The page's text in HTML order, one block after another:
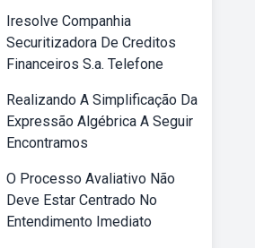
Iresolve Companhia
Securitizadora De Creditos
Financeiros S.a. Telefone
Realizando A Simplificação Da
Expressão Algébrica A Seguir
Encontramos
O Processo Avaliativo Não
Deve Estar Centrado No
Entendimento Imediato